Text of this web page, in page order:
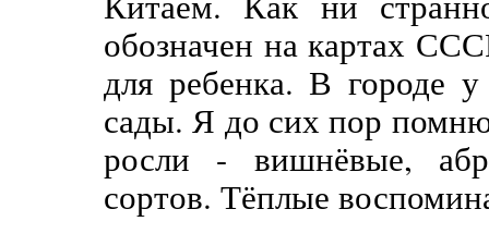
обозначен на картах
для ребенка. В городе
сады. Я до сих пор
росли - вишнёвые,
сортов. Тёплые